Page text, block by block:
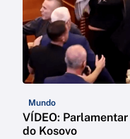
Mundo
VÍDEO:
do Kosovo